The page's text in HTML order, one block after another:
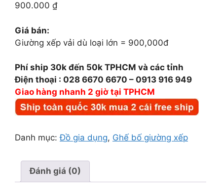
900.000 ₫
Giá bán:
Giường xếp vải dù loại lớn = 900,000đ
Phí ship 30k đến 50k TPHCM và các tỉnh
Điện thoại : 028 6670 6670 – 0913 916 949
Giao hàng nhanh 2 giờ tại TPHCM
Danh mục:Đồ gia dụng, Ghế bố giường xếp
Đánh giá (0)